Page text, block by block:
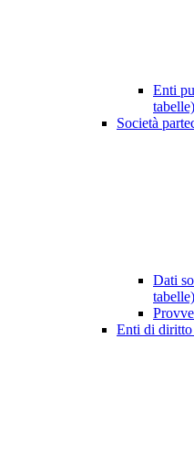
Enti
tabelle)
Società
Dati
tabelle)
Enti di